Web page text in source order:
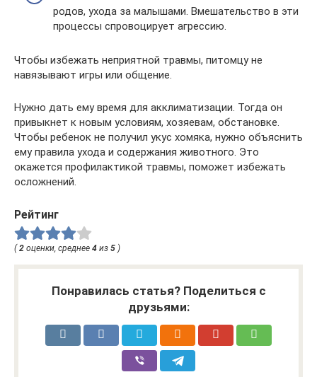
родов, ухода за малышами. Вмешательство в эти
процессы спровоцирует агрессию.
Чтобы избежать неприятной травмы, питомцу не
навязывают игры или общение.
Нужно дать ему время для акклиматизации. Тогда он
привыкнет к новым условиям, хозяевам, обстановке.
Чтобы ребенок не получил укус хомяка, нужно объяснить
ему правила ухода и содержания животного. Это
окажется профилактикой травмы, поможет избежать
осложнений.
Рейтинг
(2 оценки, среднее 4 из 5 )
Понравилась статья? Поделиться с
друзьями: